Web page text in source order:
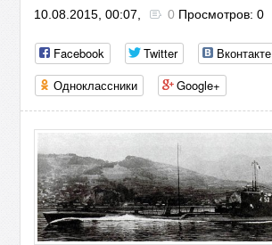
10.08.2015, 00:07, 0 Просмотров: 0
Facebook Twitter
Вконтакте
Одноклассники
Google+